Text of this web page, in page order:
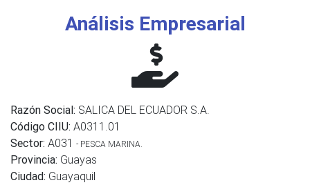
Análisis Empresarial
Razón Social: SALICA DEL ECUADOR S.A.
Código CIIU: A0311.01
Sector: A031 - PESCA MARINA.
Provincia: Guayas
Ciudad: Guayaquil